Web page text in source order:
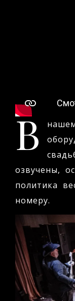
В
озвучены,
политика
номеру.